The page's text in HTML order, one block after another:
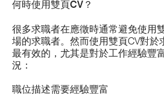
何時使用雙頁CV？
很多求職者在應徵時通常避免使用
場的求職者。然而使用雙頁CV對於
最有效的，尤其是對於工作經驗豐
況：
職位描述需要經驗豐富